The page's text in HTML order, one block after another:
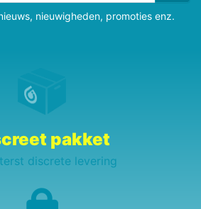
nieuwigheden, promoties enz.
pakket
discrete levering